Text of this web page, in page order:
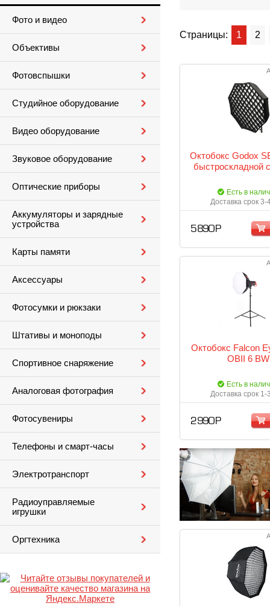
Фото и видео
Объективы
Фотовспышки
Студийное оборудование
Видео оборудование
Звуковое оборудование
Оптические приборы
Аккумуляторы и зарядные
устройства
Карты памяти
Аксессуары
Фотосумки и рюкзаки
Штативы и моноподы
Спортивное снаряжение
Аналоговая фотография
Фотосувениры
Телефоны и смарт-часы
Электротранспорт
Радиоуправляемые
игрушки
Оргтехника
Страницы: 1 2
Октобокс Godox
быстроскладной
Есть в
Доставка срок 3-
5 890 Р
Октобокс Falcon
OBII 6 BW
Есть в
Доставка срок 1-
2 990 Р